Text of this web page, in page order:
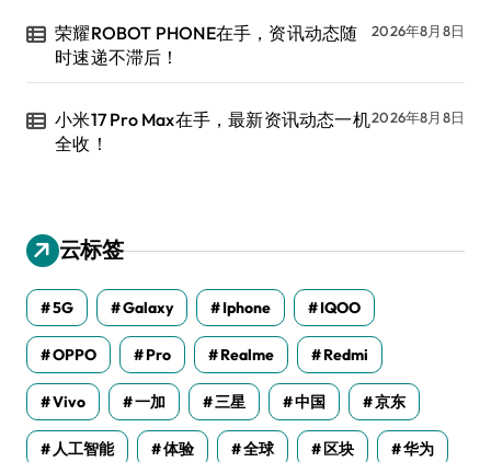
荣耀ROBOT PHONE在手，资讯动态随
时速递不滞后！
2026年8月8日
小米17 Pro Max在手，最新资讯动态一机
全收！
2026年8月8日
云标签
5G Galaxy Iphone IQOO
OPPO Pro Realme Redmi
Vivo 一加 三星 中国 京东
人工智能 体验 全球 区块 华为